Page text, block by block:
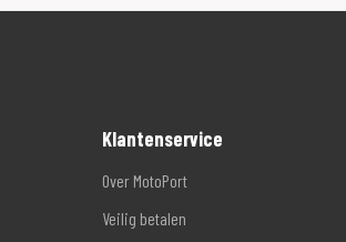
Klantenservice
Over MotoPort
Veilig betalen